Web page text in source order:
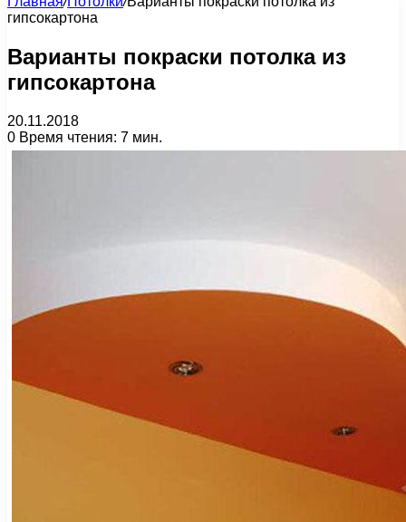
гипсокартона
Варианты покраски потолка из
гипсокартона
20.11.2018
0 Время чтения: 7 мин.